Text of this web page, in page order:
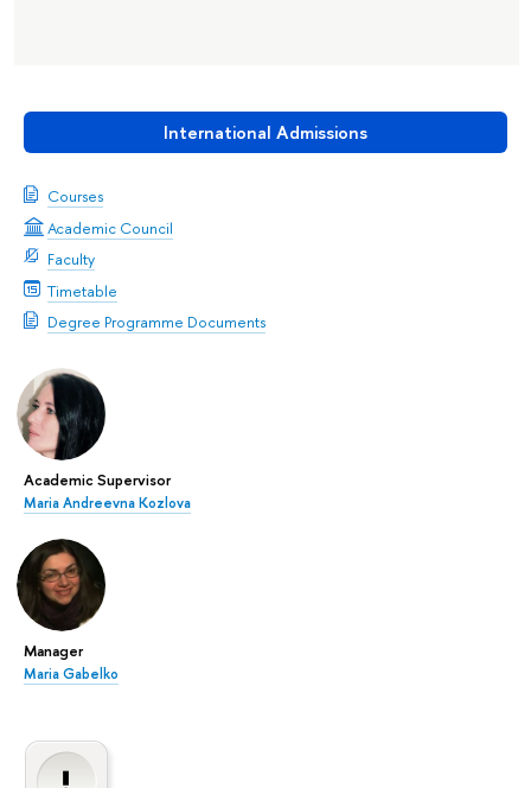
International Admissions
Courses
Academic Council
Faculty
Timetable
Degree Programme Documents
Academic Supervisor
Maria Andreevna Kozlova
Manager
Maria Gabelko